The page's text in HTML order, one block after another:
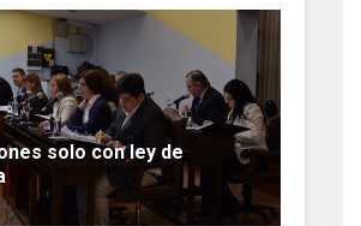
solo con ley de